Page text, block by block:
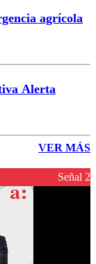
agrícola
Alerta
VER MÁS
Señal 2